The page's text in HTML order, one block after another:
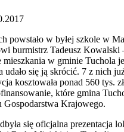
powstało w byłej szkole w
burmistrz Tadeusz Kowalski
w gminie Tuchola
udało się ją skrócić. 7 z nich
kosztowała ponad 560 tys.
które gmina
Gospodarstwa Krajowego.
się oficjalna prezentacja